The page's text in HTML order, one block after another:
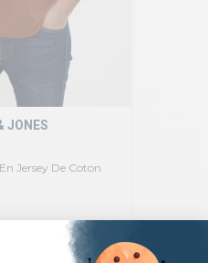
Jersey De Coton
JONES